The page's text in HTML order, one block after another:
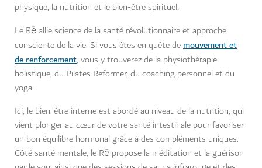
physique, la nutrition et le bien-être spirituel.
Le Rē allie science de la santé révolutionnaire et approche
consciente de la vie. Si vous êtes en quête demouvement et
de renforcement, vous y trouverez de la physiothérapie
holistique, du Pilates Reformer, du coaching personnel et du
yoga.
Ici, le bien-être interne est abordé au niveau de la nutrition, qui
vient plonger au cœur de votre santé intestinale pour favoriser
un bon équilibre hormonal grâce à des compléments uniques.
Côté santé mentale, le Rē propose la méditation et la guérison